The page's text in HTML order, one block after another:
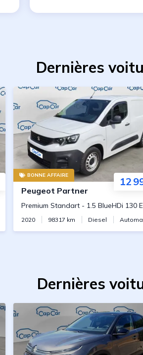
Dernières
BONNE AFFAIRE
12
Peugeot Partner
Premium Standart - 1.5 BlueHDi 130
2020 98317 km Diesel
Dernières